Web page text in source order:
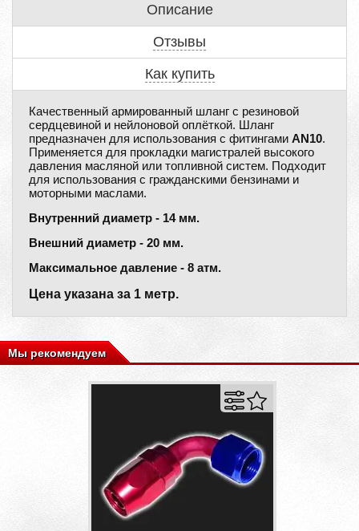
Описание
Отзывы
Как купить
Качественный армированный шланг с резиновой
сердцевиной и нейлоновой оплёткой. Шланг
предназначен для использования с фитингами AN10.
Применяется для прокладки магистралей высокого
давления масляной или топливной систем. Подходит
для использования с гражданскими бензинами и
моторными маслами.
Внутренний диаметр - 14 мм.
Внешний диаметр - 20 мм.
Максимальное давление - 8 атм.
Цена указана за 1 метр.
Мы рекомендуем